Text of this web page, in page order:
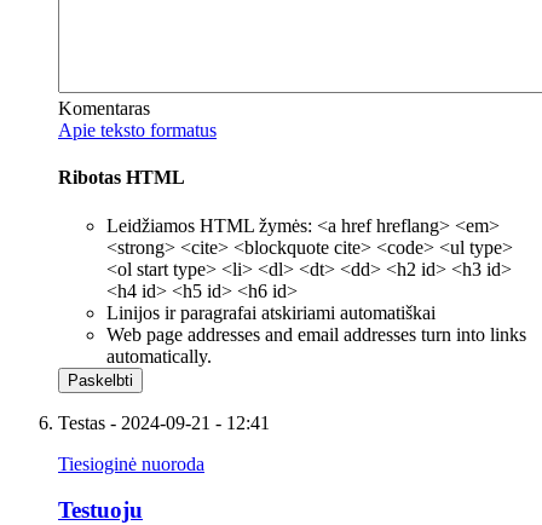
Komentaras
Apie teksto formatus
Ribotas HTML
Leidžiamos HTML žymės: <a href hreflang> <em>
<strong> <cite> <blockquote cite> <code> <ul type>
<ol start type> <li> <dl> <dt> <dd> <h2 id> <h3 id>
<h4 id> <h5 id> <h6 id>
Linijos ir paragrafai atskiriami automatiškai
Web page addresses and email addresses turn into links
automatically.
Testas - 2024-09-21 - 12:41
Tiesioginė nuoroda
Testuoju